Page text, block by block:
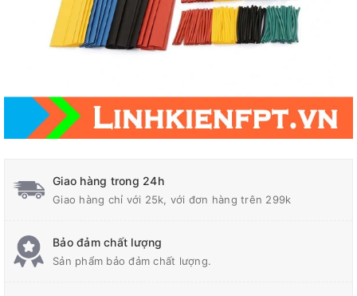
Giao hàng trong 24h
Giao hàng chỉ với 25k, với đơn hàng trên 299k
Bảo đảm chất lượng
Sản phẩm bảo đảm chất lượng.